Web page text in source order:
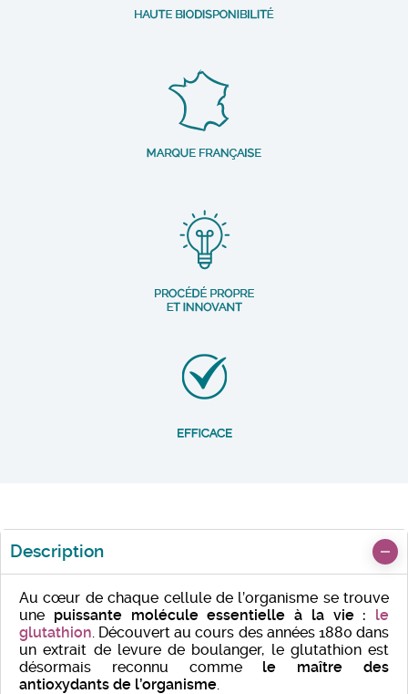
Description
Au cœur de chaque cellule de l’organisme se trouve
une puissante molécule essentielle à la vie : le
glutathion. Découvert au cours des années 1880 dans
un extrait de levure de boulanger, le glutathion est
désormais reconnu comme le maître des
antioxydants de l’organisme.